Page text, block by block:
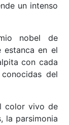
un intenso
nobel de
estanca en el
con cada
del
color vivo de
la parsimonia